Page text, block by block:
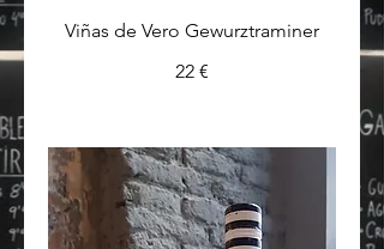
Viñas de Vero Gewurztraminer
22 €